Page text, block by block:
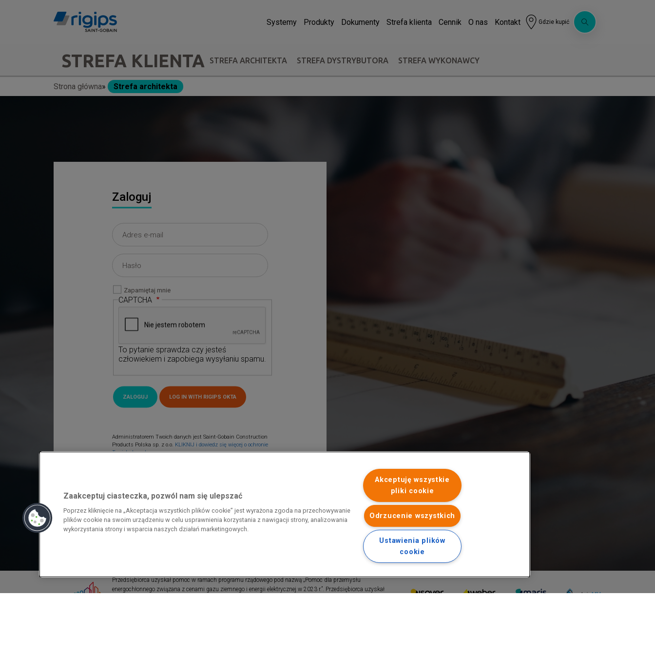
Systemy Produkty Dokumenty Strefa klienta Cennik O nas Kontakt Gdzie kupić
navigation
-
STREFA KLIENTA STREFA ARCHITEKTA STREFA DYSTRYBUTORA STREFA WYKONAWCY
Ścieżka
Strona główna Strefa architekta
Zaloguj
Zapamiętaj mnie
CAPTCHA
To pytanie sprawdza czy jesteś
człowiekiem i zapobiega wysyłaniu spamu.
Administratorem Twoich danych jest Saint-Gobain Construction
Products Polska sp. z o.o. KLIKNIJ i dowiedz się więcej o ochronie
Twoich danych.
Przedsiębiorca uzyskał pomoc w ramach programu rządowego pod nazwą „Pomoc dla przemysłu
energochłonnego związana z cenami gazu ziemnego i energii elektrycznej w 2023 r.”. Przedsiębiorca uzyskał
Zaakceptuj ciasteczka, pozwól nam się ulepszać
Poprzez kliknięcie na „Akceptacja wszystkich plików cookie” jest wyrażona zgoda na przechowywanie
plików cookie na swoim urządzeniu w celu usprawnienia korzystania z nawigacji strony, analizowania
wykorzystania strony i wsparcia naszych działań marketingowych.
Akceptuję wszystkie
pliki cookie
Odrzucenie wszystkich
Ustawienia plików
cookie